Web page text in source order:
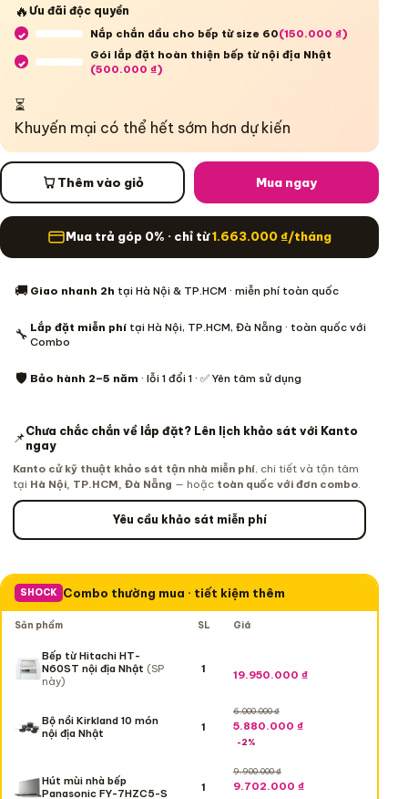
🔥 Ưu đãi độc quyền
Đã bao gồm:
Nắp chắn dầu cho bếp từ size 60(150.000 ₫)
Đã bao gồm:
Gói lắp đặt hoàn thiện bếp từ nội địa Nhật
(500.000 ₫)
⏳
Khuyến mại có thể hết sớm hơn dự kiến
Thêm vào giỏ Mua ngay
Mua trả góp 0% · chỉ từ1.663.000 ₫/tháng
🚚 Giao nhanh 2h tại Hà Nội & TP.HCM · miễn phí toàn quốc
🔧 Lắp đặt miễn phí tại Hà Nội, TP.HCM, Đà Nẵng · toàn quốc với
Combo
🛡️ Bảo hành 2–5 năm · lỗi 1 đổi 1 · ✅ Yên tâm sử dụng
📌Chưa chắc chắn về lắp đặt? Lên lịch khảo sát với Kanto
ngay
Kanto cử kỹ thuật khảo sát tận nhà miễn phí, chi tiết và tận tâm
tại Hà Nội, TP.HCM, Đà Nẵng — hoặc toàn quốc với đơn combo
Yêu cầu khảo sát miễn phí
SHOCK Combo thường mua · tiết kiệm thêm
Sản phẩm SLSố lượng
Giá
Bếp từ Hitachi HT-
N60ST nội địa Nhật (SP
này)
1 19.950.000 ₫
Bộ nồi Kirkland 10 món
nội địa Nhật
1
6.000.000₫
5.880.000 ₫
-2%
Hút mùi nhà bếp
Panasonic FY-7HZC5-S
1
9.900.000₫
9.702.000 ₫